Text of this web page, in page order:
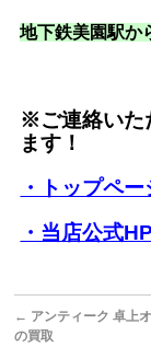
地下鉄美園駅か
※ご連絡いた
ます！
・トップペー
・当店公式
← アンティーク 卓上
の買取